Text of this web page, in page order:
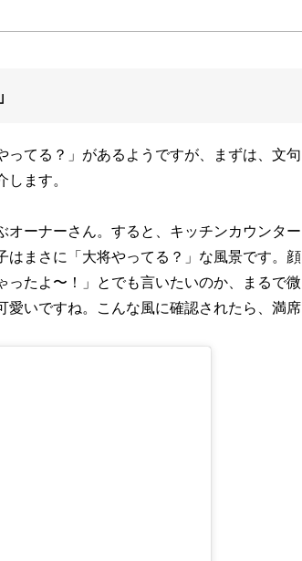
てる？」があるようですが、まずは、文句
ます。
ーナーさん。すると、キッチンカウンター
まさに「大将やってる？」な風景です。顔
たよ〜！」とでも言いたいのか、まるで微
いですね。こんな風に確認されたら、満席